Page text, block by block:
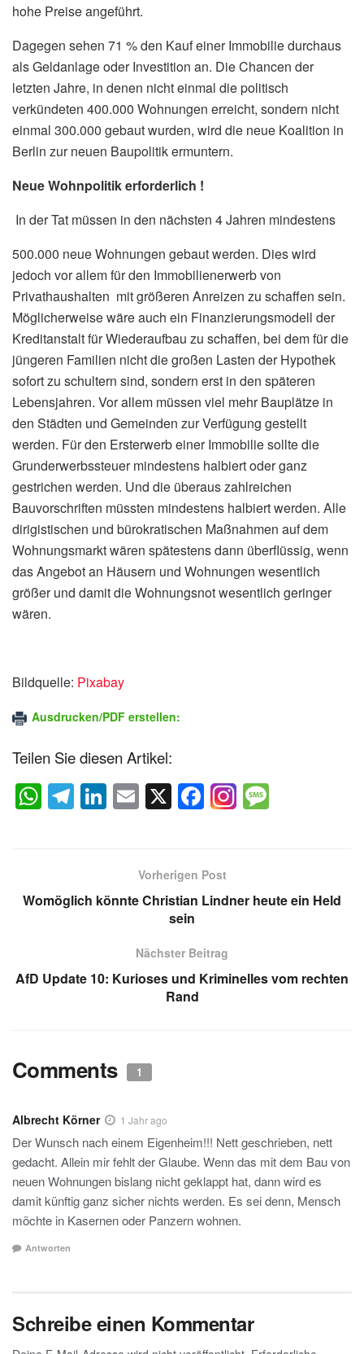
hohe Preise angeführt.
Dagegen sehen 71 % den Kauf einer Immobilie durchaus
als Geldanlage oder Investition an. Die Chancen der
letzten Jahre, in denen nicht einmal die politisch
verkündeten 400.000 Wohnungen erreicht, sondern nicht
einmal 300.000 gebaut wurden, wird die neue Koalition in
Berlin zur neuen Baupolitik ermuntern.
Neue Wohnpolitik erforderlich !
In der Tat müssen in den nächsten 4 Jahren mindestens
500.000 neue Wohnungen gebaut werden. Dies wird
jedoch vor allem für den Immobilienerwerb von
Privathaushalten mit größeren Anreizen zu schaffen sein.
Möglicherweise wäre auch ein Finanzierungsmodell der
Kreditanstalt für Wiederaufbau zu schaffen, bei dem für die
jüngeren Familien nicht die großen Lasten der Hypothek
sofort zu schultern sind, sondern erst in den späteren
Lebensjahren. Vor allem müssen viel mehr Bauplätze in
den Städten und Gemeinden zur Verfügung gestellt
werden. Für den Ersterwerb einer Immobilie sollte die
Grunderwerbssteuer mindestens halbiert oder ganz
gestrichen werden. Und die überaus zahlreichen
Bauvorschriften müssten mindestens halbiert werden. Alle
dirigistischen und bürokratischen Maßnahmen auf dem
Wohnungsmarkt wären spätestens dann überflüssig, wenn
das Angebot an Häusern und Wohnungen wesentlich
größer und damit die Wohnungsnot wesentlich geringer
wären.
Bildquelle: Pixabay
Ausdrucken/PDF erstellen:
Teilen Sie diesen Artikel:
W
h
A
T
el
a
Li
n
dI
E
m
X F
a
e
b
o
k
g
Vorherigen Post
Womöglich könnte Christian Lindner heute ein Held
sein
Nächster Beitrag
AfD Update 10: Kurioses und Kriminelles vom rechten
Rand
Comments 1
Albrecht Körner 1 Jahr ago
Der Wunsch nach einem Eigenheim!!! Nett geschrieben, nett
gedacht. Allein mir fehlt der Glaube. Wenn das mit dem Bau von
neuen Wohnungen bislang nicht geklappt hat, dann wird es
damit künftig ganz sicher nichts werden. Es sei denn, Mensch
möchte in Kasernen oder Panzern wohnen.
Antworten
Schreibe einen Kommentar